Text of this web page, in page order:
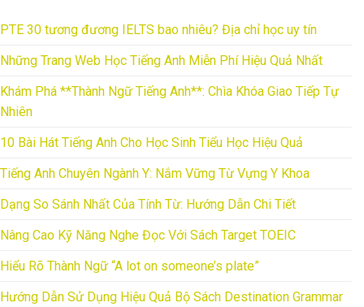
PTE 30 tương đương IELTS bao nhiêu? Địa chỉ học uy tín
Những Trang Web Học Tiếng Anh Miễn Phí Hiệu Quả Nhất
Khám Phá **Thành Ngữ Tiếng Anh**: Chìa Khóa Giao Tiếp Tự
Nhiên
10 Bài Hát Tiếng Anh Cho Học Sinh Tiểu Học Hiệu Quả
Tiếng Anh Chuyên Ngành Y: Nắm Vững Từ Vựng Y Khoa
Dạng So Sánh Nhất Của Tính Từ: Hướng Dẫn Chi Tiết
Nâng Cao Kỹ Năng Nghe Đọc Với Sách Target TOEIC
Hiểu Rõ Thành Ngữ “A lot on someone’s plate”
Hướng Dẫn Sử Dụng Hiệu Quả Bộ Sách Destination Grammar